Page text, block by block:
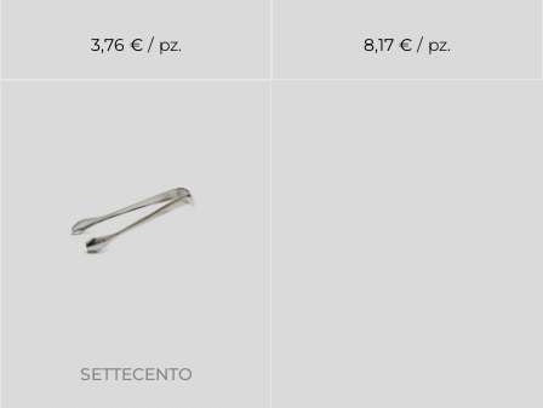
3,76 € / pz. 8,17 € / pz.
SETTECENTO